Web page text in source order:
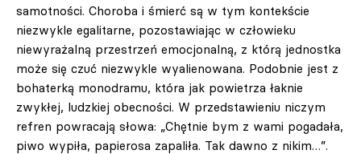
samotności. Choroba i śmierć są w tym kontekście
niezwykle egalitarne, pozostawiając w człowieku
niewyrażalną przestrzeń emocjonalną, z którą jednostka
może się czuć niezwykle wyalienowana. Podobnie jest z
bohaterką monodramu, która jak powietrza łaknie
zwykłej, ludzkiej obecności. W przedstawieniu niczym
refren powracają słowa: „Chętnie bym z wami pogadała,
piwo wypiła, papierosa zapaliła. Tak dawno z nikim…”.